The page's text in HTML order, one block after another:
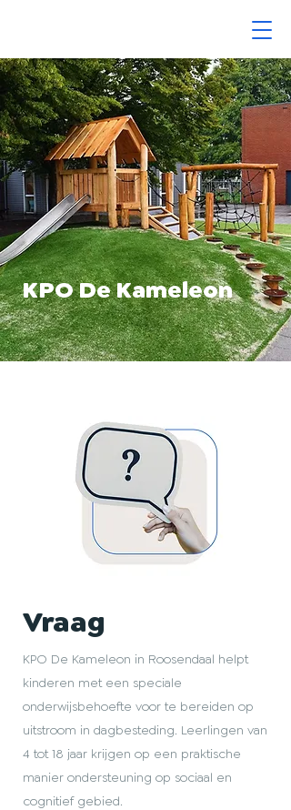
KPO De Kameleon
spelen en elkaar te helpen!
Vraag
KPO De Kameleon in Roosendaal helpt
kinderen met een speciale
onderwijsbehoefte voor te bereiden op
uitstroom in dagbesteding. Leerlingen van
4 tot 18 jaar krijgen op een praktische
manier ondersteuning op sociaal en
cognitief gebied.